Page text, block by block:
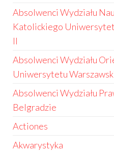
Absolwenci Wydziału
Katolickiego
II
Absolwenci Wydziału
Uniwersytetu
Absolwenci Wydziału
Belgradzie
Actiones
Akwarystyka